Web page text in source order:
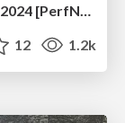
The Web Performance Landscape in 2024 [PerfNow 2024]
12 1.2k